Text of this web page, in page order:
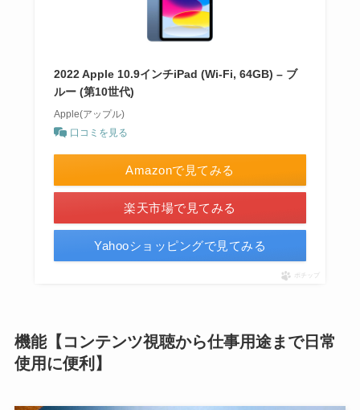
2022 Apple 10.9インチiPad (Wi-Fi, 64GB) – ブ
ルー (第10世代)
Apple(アップル)
口コミを見る
Amazonで見てみる
楽天市場で見てみる
Yahooショッピングで見てみる
ポチップ
機能【コンテンツ視聴から仕事用途まで日常
使用に便利】